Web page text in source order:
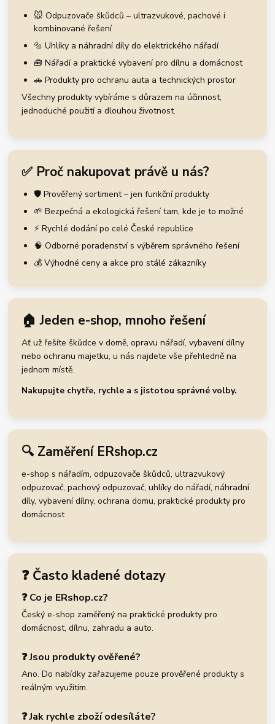
🐭 Odpuzovače škůdců – ultrazvukové, pachové i
kombinované řešení
🔩 Uhlíky a náhradní díly do elektrického nářadí
🧰 Nářadí a praktické vybavení pro dílnu a domácnost
🚗 Produkty pro ochranu auta a technických prostor
Všechny produkty vybíráme s důrazem na účinnost,
jednoduché použití a dlouhou životnost.
✅ Proč nakupovat právě u nás?
🛡️ Prověřený sortiment – jen funkční produkty
🌱 Bezpečná a ekologická řešení tam, kde je to možné
⚡ Rychlé dodání po celé České republice
🧠 Odborné poradenství s výběrem správného řešení
💰 Výhodné ceny a akce pro stálé zákazníky
🏠 Jeden e-shop, mnoho řešení
Ať už řešíte škůdce v domě, opravu nářadí, vybavení dílny
nebo ochranu majetku, u nás najdete vše přehledně na
jednom místě.
Nakupujte chytře, rychle a s jistotou správné volby.
🔍 Zaměření ERshop.cz
e-shop s nářadím, odpuzovače škůdců, ultrazvukový
odpuzovač, pachový odpuzovač, uhlíky do nářadí, náhradní
díly, vybavení dílny, ochrana domu, praktické produkty pro
domácnost
❓ Často kladené dotazy
❓ Co je ERshop.cz?
Český e-shop zaměřený na praktické produkty pro
domácnost, dílnu, zahradu a auto.
❓ Jsou produkty ověřené?
Ano. Do nabídky zařazujeme pouze prověřené produkty s
reálným využitím.
❓ Jak rychle zboží odesíláte?